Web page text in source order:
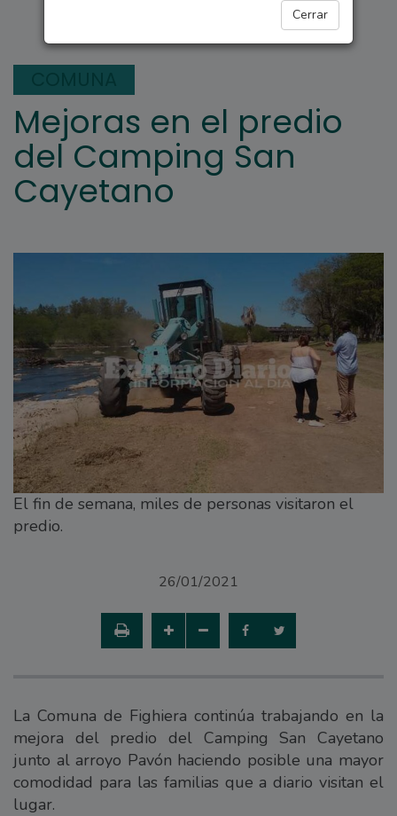
Cerrar
Mejoras en el predio
del Camping San
Cayetano
El fin de semana, miles de personas visitaron el
predio.
26/01/2021
La Comuna de Fighiera continúa trabajando en la
mejora del predio del Camping San Cayetano
junto al arroyo Pavón haciendo posible una mayor
comodidad para las familias que a diario visitan el
lugar.